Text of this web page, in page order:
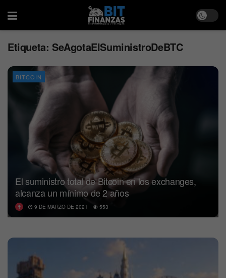
Etiqueta: SeAgotaElSuministroDeBTC
BITCOIN
El suministro total de Bitcoin en los exchanges,
alcanza un mínimo de 2 años
9 DE MARZO DE 2021 553